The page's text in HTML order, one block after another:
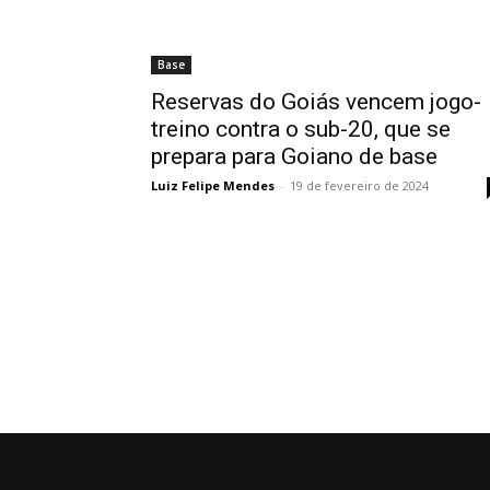
Base
Reservas do Goiás vencem jogo-
treino contra o sub-20, que se
prepara para Goiano de base
Luiz Felipe Mendes - 19 de fevereiro de 2024